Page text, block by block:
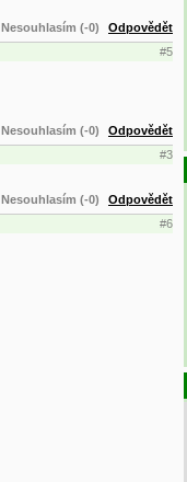
Nesouhlasím (-0) Odpovědět
#5
Nesouhlasím (-0) Odpovědět
#3
Nesouhlasím (-0) Odpovědět
#6